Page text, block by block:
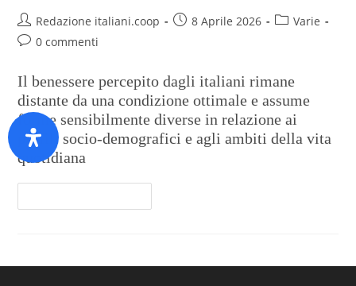
Redazione italiani.coop 8 Aprile 2026
Varie
0 commenti
Il benessere percepito dagli italiani rimane
distante da una condizione ottimale e assume
forme sensibilmente diverse in relazione ai
profili socio-demografici e agli ambiti della vita
quotidiana